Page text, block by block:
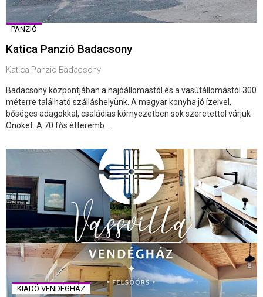
PANZIÓ
Katica Panzió Badacsony
Katica Panzió Badacsony
Badacsony központjában a hajóállomástól és a vasútállomástól 300
méterre található szálláshelyünk. A magyar konyha jó ízeivel,
bőséges adagokkal, családias környezetben sok szeretettel várjuk
Önöket. A 70 fős étteremb ...
KIADÓ VENDÉGHÁZ